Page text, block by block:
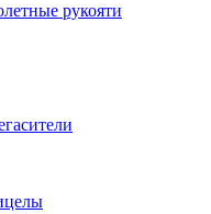
рукояти